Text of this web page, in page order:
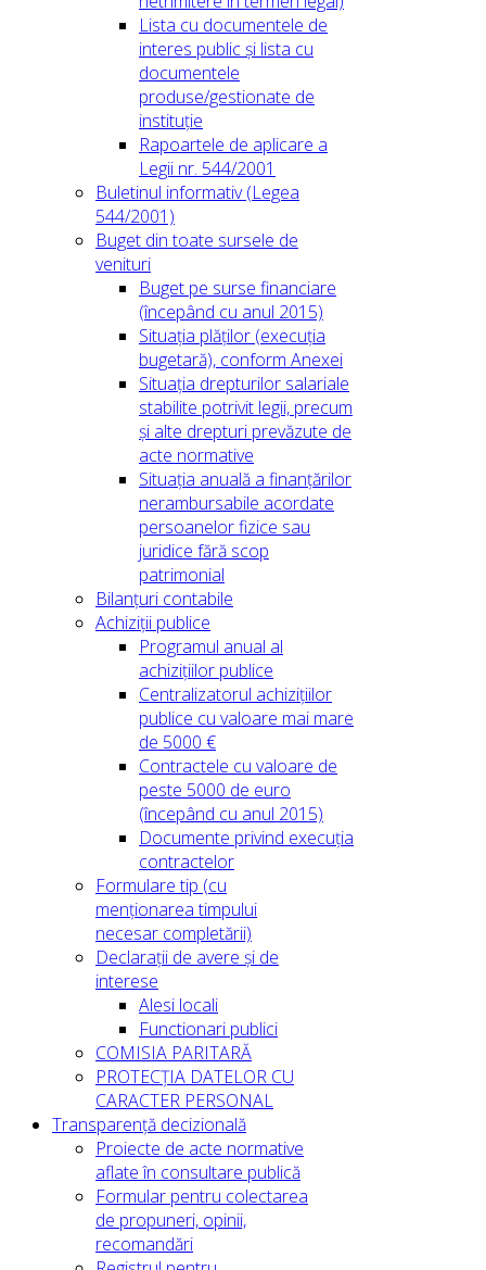
Lista cu documentele de
interes public și lista cu
documentele
produse/gestionate de
instituție
Rapoartele de aplicare a
Legii nr. 544/2001
Buletinul informativ (Legea
544/2001)
Buget din toate sursele de
venituri
Buget pe surse financiare
(începând cu anul 2015)
Situația plăților (execuția
bugetară), conform Anexei
Situația drepturilor salariale
stabilite potrivit legii, precum
și alte drepturi prevăzute de
acte normative
Situația anuală a finanțărilor
nerambursabile acordate
persoanelor fizice sau
juridice fără scop
patrimonial
Bilanțuri contabile
Achiziții publice
Programul anual al
achizițiilor publice
Centralizatorul achizițiilor
publice cu valoare mai mare
de 5000 €
Contractele cu valoare de
peste 5000 de euro
(începând cu anul 2015)
Documente privind execuția
contractelor
Formulare tip (cu
menționarea timpului
necesar completării)
Declarații de avere și de
interese
Alesi locali
Functionari publici
COMISIA PARITARĂ
PROTECȚIA DATELOR CU
CARACTER PERSONAL
Transparență decizională
Proiecte de acte normative
aflate în consultare publică
Formular pentru colectarea
de propuneri, opinii,
recomandări